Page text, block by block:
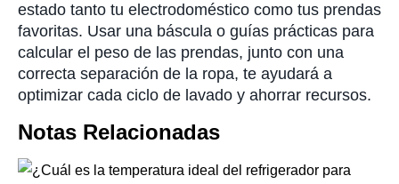
estado tanto tu electrodoméstico como tus prendas
favoritas. Usar una báscula o guías prácticas para
calcular el peso de las prendas, junto con una
correcta separación de la ropa, te ayudará a
optimizar cada ciclo de lavado y ahorrar recursos.
Notas Relacionadas